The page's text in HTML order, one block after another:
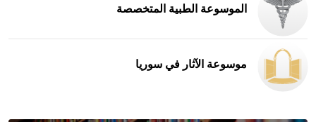
الموسوعة الطبية المتخصصة
موسوعة الآثار في سوريا